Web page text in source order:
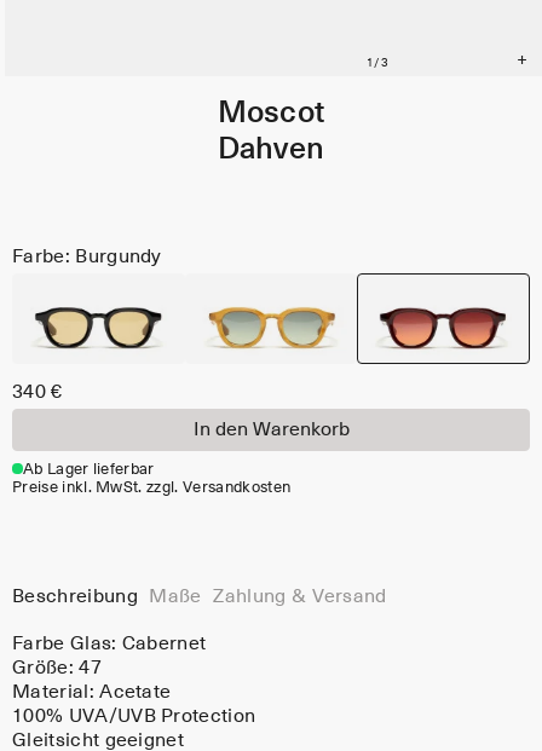
Moscot
Dahven
Farbe: Burgundy
340 €
In den Warenkorb
Ab Lager lieferbar
Preise inkl. MwSt. zzgl. Versandkosten
Beschreibung Maße Zahlung & Versand
Farbe Glas: Cabernet
Größe: 47
Material:Acetate
100% UVA/UVB Protection
Gleitsicht geeignet